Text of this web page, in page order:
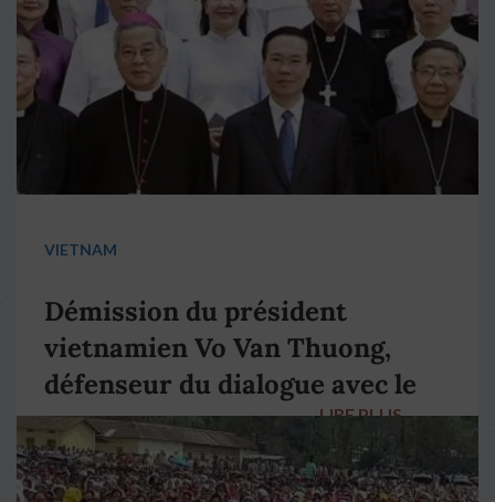
VIETNAM
Démission du président
vietnamien Vo Van Thuong,
défenseur du dialogue avec le
pape François
LIRE PLUS →